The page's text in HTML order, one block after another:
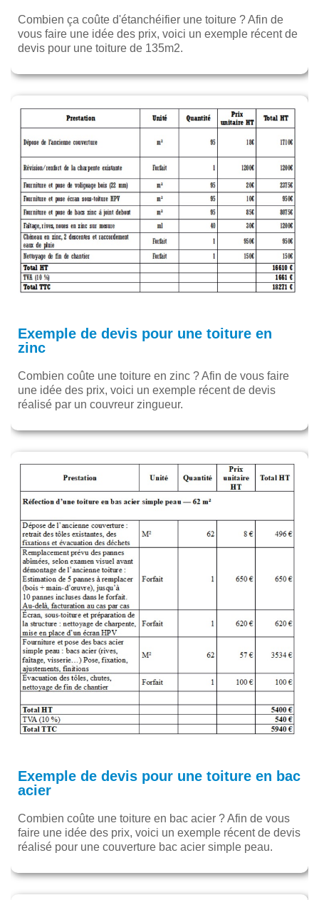
Combien ça coûte d'étanchéifier une toiture ? Afin de
vous faire une idée des prix, voici un exemple récent de
devis pour une toiture de 135m2.
Exemple de devis pour une toiture en
zinc
Combien coûte une toiture en zinc ? Afin de vous faire
une idée des prix, voici un exemple récent de devis
réalisé par un couvreur zingueur.
Exemple de devis pour une toiture en bac
acier
Combien coûte une toiture en bac acier ? Afin de vous
faire une idée des prix, voici un exemple récent de devis
réalisé pour une couverture bac acier simple peau.